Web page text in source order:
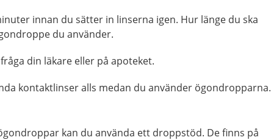
innan du sätter in linserna igen. Hur länge du ska
du använder.
din läkare eller på apoteket.
kontaktlinser alls medan du använder ögondropparna.
kan du använda ett droppstöd. De finns på